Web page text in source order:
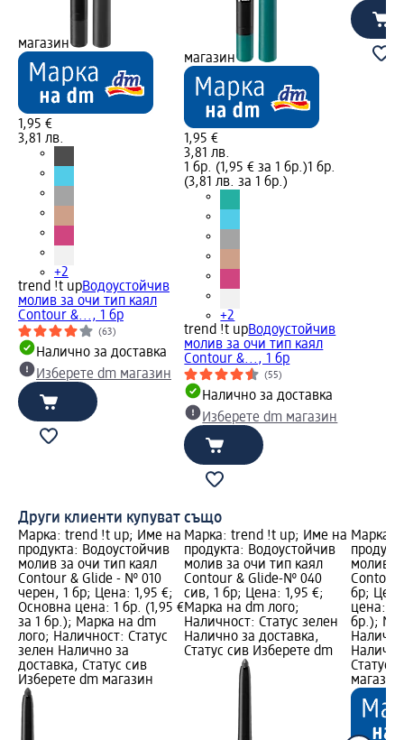
магазин
1,95 €
3,81 лв.
+2
trend !t upВодоустойчив
молив за очи тип каял
Contour &..., 1 бр
(63)
Налично за доставка
Изберете dm магазин
магазин
1,95 €
3,81 лв.
1 бр. (1,95 € за 1 бр.)1 бр.
(3,81 лв. за 1 бр.)
+2
trend !t upВодоустойчив
молив за очи тип каял
Contour &..., 1 бр
(55)
Налично за доставка
Изберете dm магазин
Други клиенти купуват също
Марка: trend !t up; Име на
продукта: Водоустойчив
молив за очи тип каял
Contour & Glide - № 010
черен, 1 бр; Цена: 1,95 €;
Основна цена: 1 бр. (1,95 €
за 1 бр.); Марка на dm
лого; Наличност: Статус
зелен Налично за
доставка, Статус сив
Изберете dm магазин
Марка: trend !t up; Име на
продукта: Водоустойчив
молив за очи тип каял
Contour & Glide-№ 040
сив, 1 бр; Цена: 1,95 €;
Марка на dm лого;
Наличност: Статус зелен
Налично за доставка,
Статус сив Изберете dm
Марка:
молив
Contour
бр;
цена: 1
бр.);
Статус
магазин